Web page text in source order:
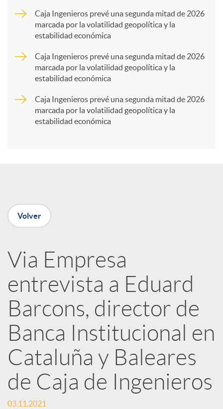
a
n
e
d
e
s
S
Caja Ingenieros prevé una segunda mitad de 2026
marcada por la volatilidad geopolítica y la
estabilidad económica
Caja Ingenieros prevé una segunda mitad de 2026
marcada por la volatilidad geopolítica y la
estabilidad económica
Caja Ingenieros prevé una segunda mitad de 2026
marcada por la volatilidad geopolítica y la
estabilidad económica
Volver
Via Empresa
entrevista a Eduard
Barcons, director de
Banca Institucional en
Cataluña y Baleares
de Caja de Ingenieros
03.11.2021